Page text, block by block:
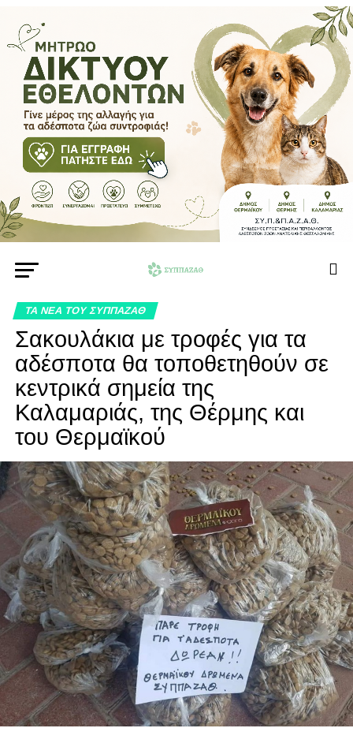
ΤΑ ΝΕΑ ΤΟΥ ΣΥΠΠΑΖΑΘ
Σακουλάκια με τροφές για τα
αδέσποτα θα τοποθετηθούν σε
κεντρικά σημεία της
Καλαμαριάς, της Θέρμης και
του Θερμαϊκού